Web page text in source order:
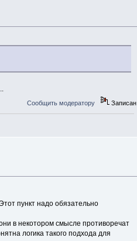
Сообщить модератору Записан
пункт надо обязательно
в некотором смысле противоречат
логика такого подхода для